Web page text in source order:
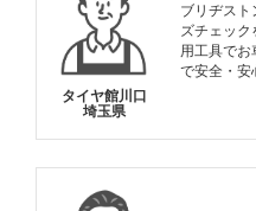
タイヤ館川口
埼玉県
ブリヂスト
ズチェッ
用工具で
で安全・安